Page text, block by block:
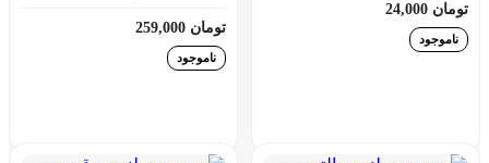
تومان 24,000
ناموجود
تومان 259,000
ناموجود